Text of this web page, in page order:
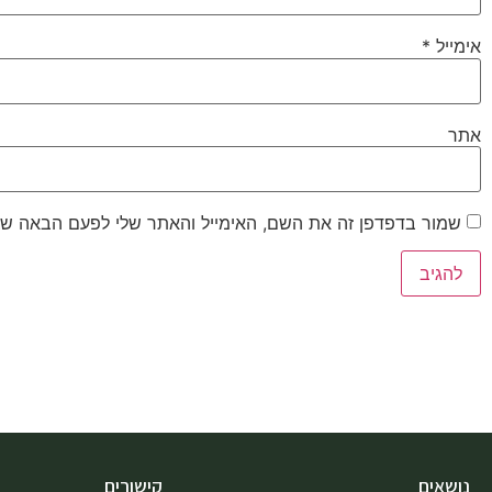
אימייל *
אתר
שמור בדפדפן זה את השם, האימייל והאתר שלי לפעם הבאה
נושאים קישורים